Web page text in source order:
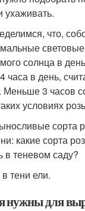
ухаживать.
что,
солнца в
в день,
Меньше 3 часов
условиях
тени ели.
нужны для